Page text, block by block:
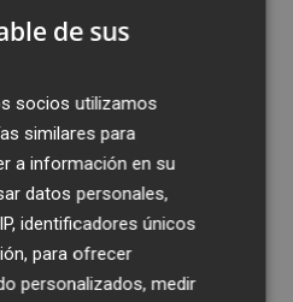
el primer destino
la Semana de la Juventud
€ netos al mes, el salario
una vivienda en Castellón
de sus
socios utilizamos
similares para
a información en su
datos personales,
identificadores únicos
para ofrecer
personalizados, medir